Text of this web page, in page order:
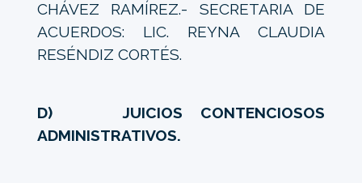
CHÁVEZ RAMÍREZ.- SECRETARIA DE
ACUERDOS: LIC. REYNA CLAUDIA
RESÉNDIZ CORTÉS.
D) JUICIOS CONTENCIOSOS
ADMINISTRATIVOS.